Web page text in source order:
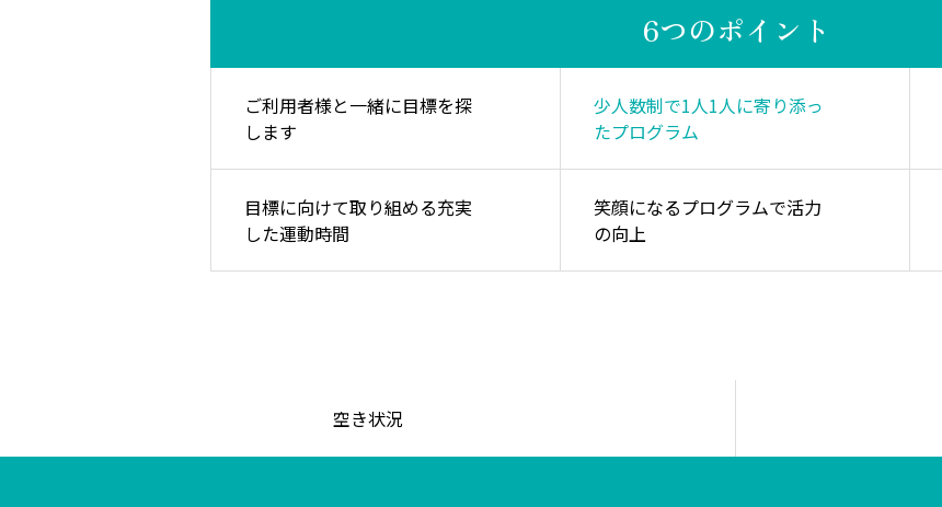
6つのポイント
ご利用者様と一緒に目標を探
します
少人数制で1人1人に寄り添っ
たプログラム
目標に向けて取り組める充実
した運動時間
笑顔になるプログラムで活力
の向上
空き状況